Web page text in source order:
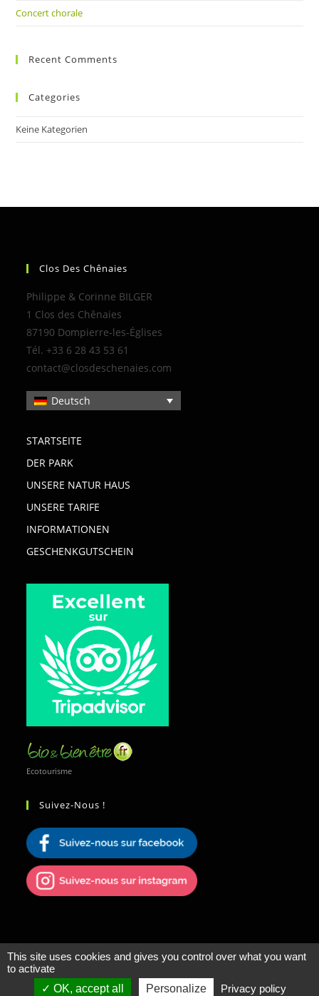
Concert chorale
Recent Comments
Categories
Keine Kategorien
Clos Des Chênaies
Philippe & Corinne BILGER
1 Clos des Chênaies
87190 Dompierre-les-Églises
Tél. +33 6 28 43 53 61
contact@closdeschenaies.com
Deutsch
STARTSEITE
DER PARK
UNSERE NATUR HAUS
UNSERE TARIFE
INFORMATIONEN
GESCHENKGUTSCHEIN
Ecotourisme
Suivez-Nous !
Protection des données-CGV Mentions légales - Copyright 2026 ©
This site uses cookies and gives you control over what you want
to activate
OK, accept all
Personalize Privacy policy